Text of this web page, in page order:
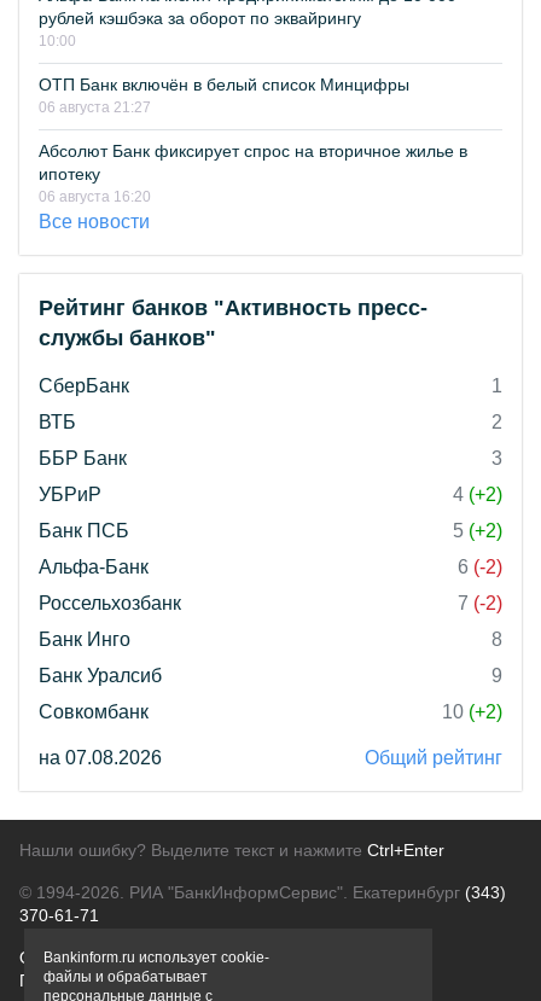
рублей кэшбэка за оборот по эквайрингу
10:00
ОТП Банк включён в белый список Минцифры
06 августа 21:27
Абсолют Банк фиксирует спрос на вторичное жилье в
ипотеку
06 августа 16:20
Все новости
Рейтинг банков "Активность пресс-
службы банков"
СберБанк
1
ВТБ
2
ББР Банк
3
УБРиР
4 (+2)
Банк ПСБ
5 (+2)
Альфа-Банк
6 (-2)
Россельхозбанк
7 (-2)
Банк Инго
8
Банк Уралсиб
9
Совкомбанк
10 (+2)
на 07.08.2026 Общий рейтинг
Нашли ошибку? Выделите текст и нажмите Ctrl+Enter
© 1994-2026. РИА "БанкИнформСервис". Екатеринбург (343)
370-61-71
О проектеПолитика конфиденциальности
Правовая информацияДля рекламодателей
Bankinform.ru использует cookie-
файлы и обрабатывает
персональные данные с